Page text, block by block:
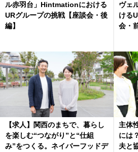
ル赤羽台」Hintmationにおける
URグループの挑戦【座談会・後
編】
ヴェ
ける
会・
【求人】関西のまちで、暮らし
を楽しむ“つながり”と“仕組
み”をつくる。ネイバーフッドデ
主体
には
夫と